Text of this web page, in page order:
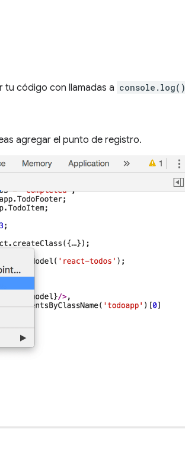
tu código con llamadas a console.log()
agregar el punto de registro.